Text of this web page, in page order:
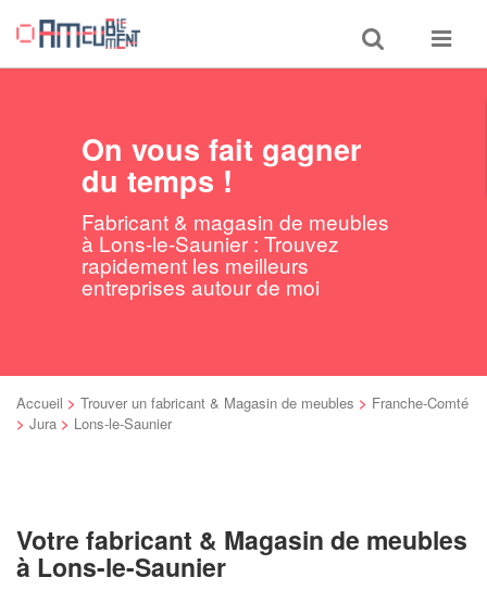
Toggle
search
Toggle
On vous fait gagner
du temps !
Fabricant & magasin de meubles
à Lons-le-Saunier : Trouvez
rapidement les meilleurs
entreprises autour de moi
Accueil > Trouver un fabricant & Magasin de meubles > Franche-Comté
> Jura > Lons-le-Saunier
Votre fabricant & Magasin de meubles
à Lons-le-Saunier